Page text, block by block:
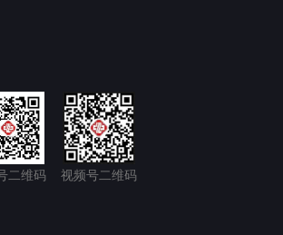
二维码 视频号二维码